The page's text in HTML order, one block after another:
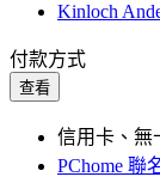
Kinloch
付款方式
查看
信用卡、無
PChome 聯